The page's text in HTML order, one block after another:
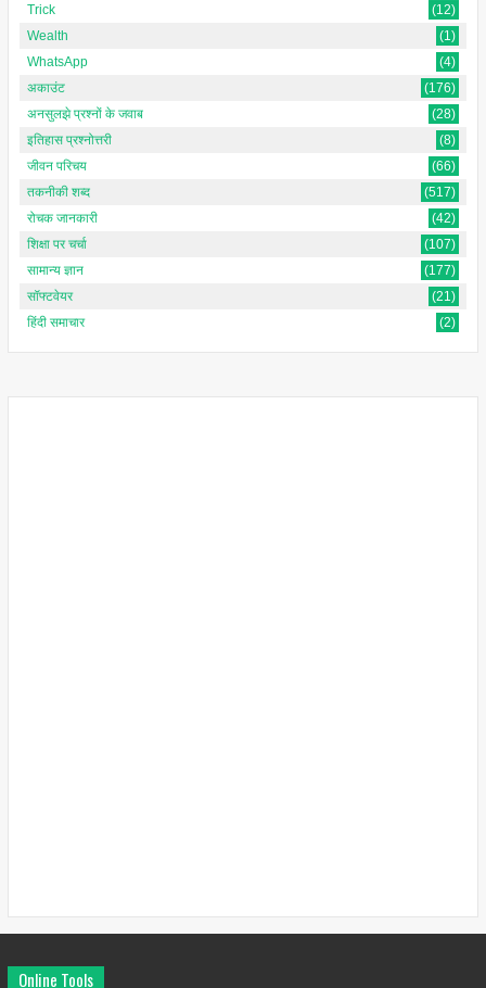
Trick
(12)
Wealth
(1)
WhatsApp
(4)
अकाउंट
(176)
अनसुलझे प्रश्नों के जवाब
(28)
इतिहास प्रश्नोत्तरी
(8)
जीवन परिचय
(66)
तकनीकी शब्द
(517)
रोचक जानकारी
(42)
शिक्षा पर चर्चा
(107)
सामान्य ज्ञान
(177)
सॉफ्टवेयर
(21)
हिंदी समाचार
(2)
Online Tools